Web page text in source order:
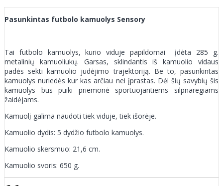
Pasunkintas futbolo kamuolys Sensory
Tai futbolo kamuolys, kurio viduje papildomai įdėta 285 g.
metalinių kamuoliukų. Garsas, sklindantis iš kamuolio vidaus
padės sekti kamuolio judėjimo trajektoriją. Be to, pasunkintas
kamuolys nuriedės kur kas arčiau nei įprastas. Dėl šių savybių šis
kamuolys bus puiki priemonė sportuojantiems silpnaregiams
žaidėjams.
Kamuolį galima naudoti tiek viduje, tiek išorėje.
Kamuolio dydis: 5 dydžio futbolo kamuolys.
Kamuolio skersmuo: 21,6 cm.
Kamuolio svoris: 650 g.